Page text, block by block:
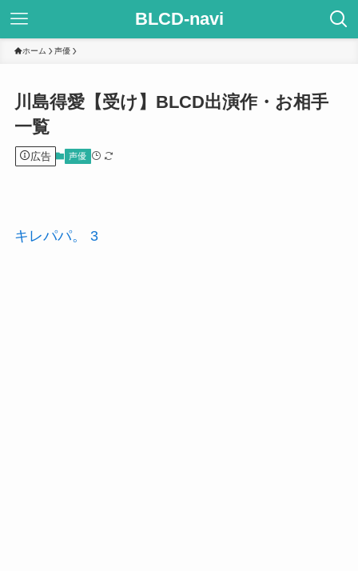
BLCD-navi
ホーム 声優
川島得愛【受け】BLCD出演作・お相手
一覧
広告 声優
キレパパ。 3